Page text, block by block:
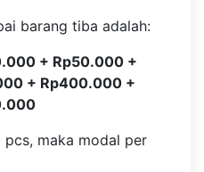
barang tiba adalah:
+ Rp50.000 +
+ Rp400.000 +
maka modal per